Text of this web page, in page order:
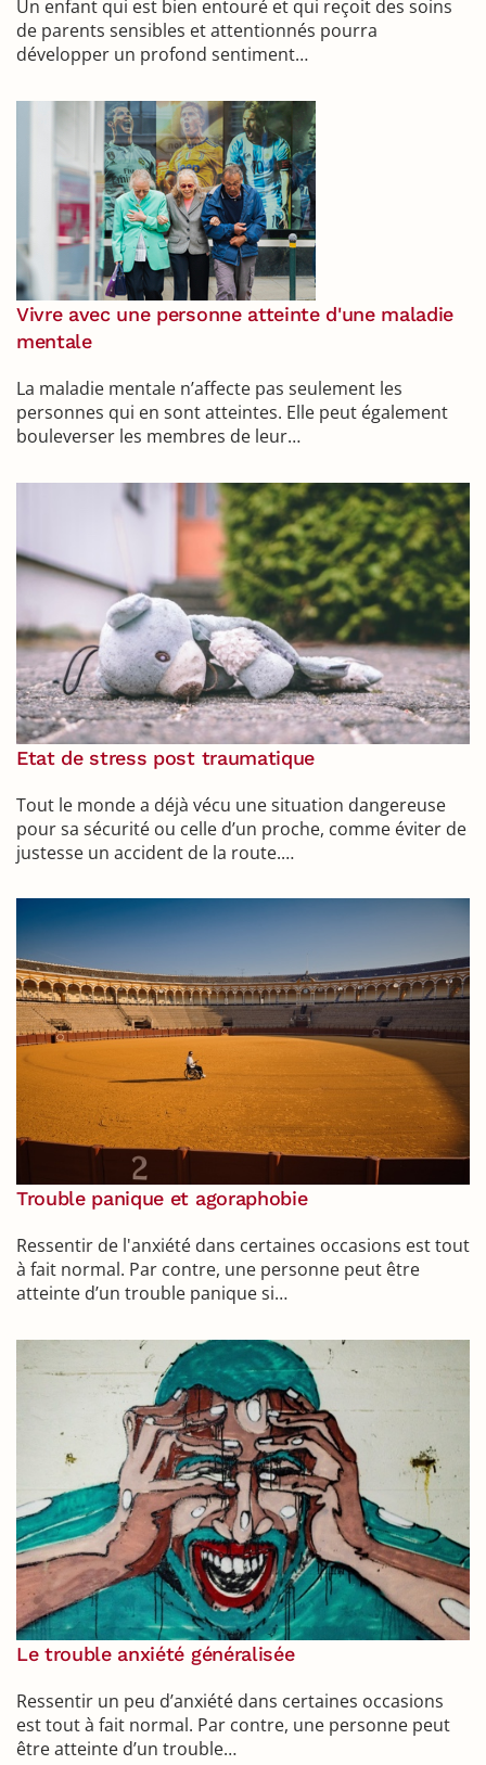
Un enfant qui est bien entouré et qui reçoit des soins
de parents sensibles et attentionnés pourra
développer un profond sentiment…
Vivre avec une personne atteinte d'une maladie
mentale
La maladie mentale n’affecte pas seulement les
personnes qui en sont atteintes. Elle peut également
bouleverser les membres de leur…
Etat de stress post traumatique
Tout le monde a déjà vécu une situation dangereuse
pour sa sécurité ou celle d’un proche, comme éviter de
justesse un accident de la route.…
Trouble panique et agoraphobie
Ressentir de l'anxiété dans certaines occasions est tout
à fait normal. Par contre, une personne peut être
atteinte d’un trouble panique si…
Le trouble anxiété généralisée
Ressentir un peu d’anxiété dans certaines occasions
est tout à fait normal. Par contre, une personne peut
être atteinte d’un trouble…